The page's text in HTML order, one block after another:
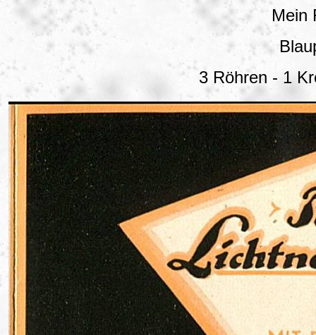
Mein
3 Röhren - 1